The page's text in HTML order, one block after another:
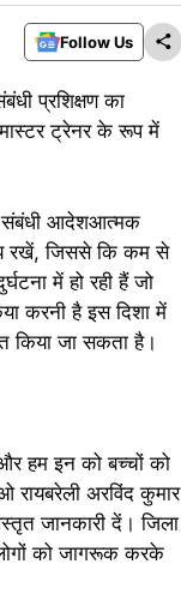
Follow Us
प्रशिक्षण का
मास्टर ट्रेनर के रूप में
संबंधी आदेशआत्मक
रखें, जिससे कि कम से
में हो रही हैं जो
करनी है इस दिशा में
किया जा सकता है।
और हम इन को बच्चों को
अरविंद कुमार
जानकारी दें। जिला
को जागरूक करके